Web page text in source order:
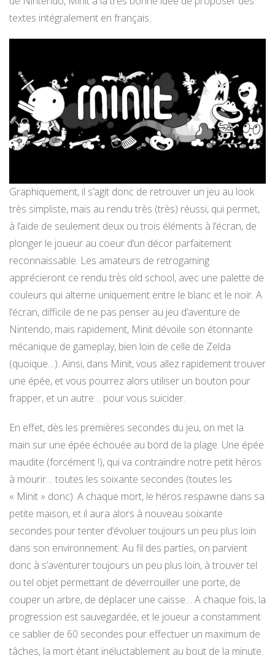
textes intégralement en français.
Graphiquement, il s’agit donc de retrouver un jeu au look
très simpliste, mais au rendu très (très) réussi, qui permet,
à l’aide de seulement deux ou trois éléments à l’écran, de
plonger le joueur au coeur d’un décor parfaitement
reconnaissable. Les amateurs de retrogaming
apprécieront ce rendu très old school, avec une palette de
couleurs qui alterne uniquement entre le blanc et le noir. A
l’écran, difficile de ne pas penser au jeu d’aventure de
Nintendo, mais rapidement, Minit dévoile son étonnante
mécanique de gameplay, bien loin de celle de Zelda
(quoique…). Ainsi, dans Minit, vous allez rapidement trouver
une épée, et vous pourrez alors utiliser un bouton pour
frapper, et un autre… pour vous suicider.
En effet, dès les premières secondes du jeu, on met la
main sur une épée échouée au bord de la plage. Une épée
maudite (forcément !), qui va contraindre notre petit héros
à mourir… toutes les soixante secondes (toutes les
« Minit » donc). A chaque mort, le héros respawne dans sa
petite maison, et il aura alors à nouveau soixante
secondes pour tenter d’évoluer toujours un peu plus loin
dans son environnement. Au fil des parties, on parvient
donc à s’aventurer toujours un peu plus loin, à trouver tel
ou tel objet permettant de déverrouiller une porte, de
couper un arbre, de déplacer une caisse… A chaque fois, la
progression est sauvegardée, et le joueur a constamment
ce sablier de 60 secondes pour effectuer un maximum de
tâches, la mort étant inéluctablement au bout de la minute.